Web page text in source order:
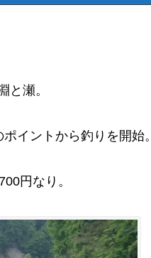
瀬。
イントから釣りを開始。
円なり。